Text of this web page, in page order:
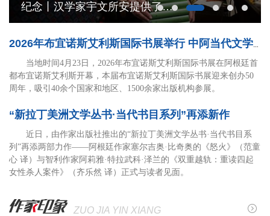
纪念丨汉学家宇文所安提供了理解中国文学的新范式
2026年布宜诺斯艾利斯国际书展举行 中阿当代文学深度交流
当地时间4月23日，2026年布宜诺斯艾利斯国际书展在阿根廷首
都布宜诺斯艾利斯开幕，本届布宜诺斯艾利斯国际书展迎来创办50
周年，吸引40余个国家和地区、1500余家出版机构参展。
“新拉丁美洲文学丛书·当代书目系列”再添新作
近日，由作家出版社推出的“新拉丁美洲文学丛书·当代书目系
列”再添两部力作——阿根廷作家塞尔吉奥·比奇奥的《怒火》（范童
心 译）与智利作家阿莉雅·特拉武科·泽兰的《双重越轨：重读四起
女性杀人案件》（齐乐然 译）正式与读者见面。
ZUO JIA YIN XIANG